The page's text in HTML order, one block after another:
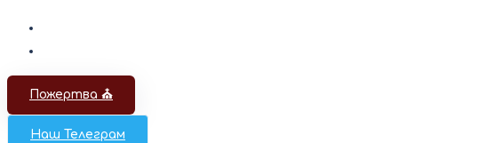
Пожертва ⛪️
Наш Телеграм